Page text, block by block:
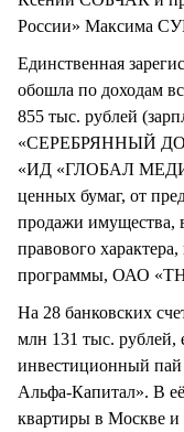
России» Максима
Единственная
обошла по доходам
855 тыс. рублей
«СЕРЕБРЯННЫЙ
«ИД «ГЛОБАЛ
ценных бумаг, от
продажи имущества,
правового
программы, ОАО
На 28 банковских
млн 131 тыс.
инвестиционный
Альфа-Капитал». В её
квартиры в Москве